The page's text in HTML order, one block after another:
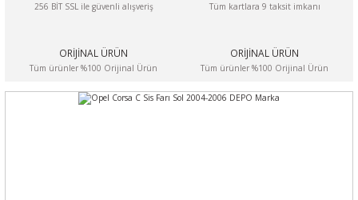
256 BİT SSL ile güvenli alışveriş Tüm kartlara 9 taksit imkanı
ORİJİNAL ÜRÜN
Tüm ürünler %100 Orijinal Ürün
ORİJİNAL ÜRÜN
Tüm ürünler %100 Orijinal Ürün